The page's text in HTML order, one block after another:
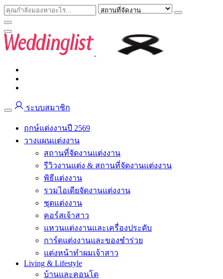
ระบบสมาชิก
ฤกษ์แต่งงานปี 2569
วางแผนแต่งงาน
สถานที่จัดงานแต่งงาน
รีวิวงานแต่ง & สถานที่จัดงานแต่งงาน
พิธีแต่งงาน
รวมไอเดียจัดงานแต่งงาน
ชุดแต่งงาน
คอร์สเจ้าสาว
แหวนแต่งงานและเครื่องประดับ
การ์ดแต่งงานและของชำร่วย
แต่งหน้าทำผมเจ้าสาว
Living & Lifestyle
บ้านและคอนโด